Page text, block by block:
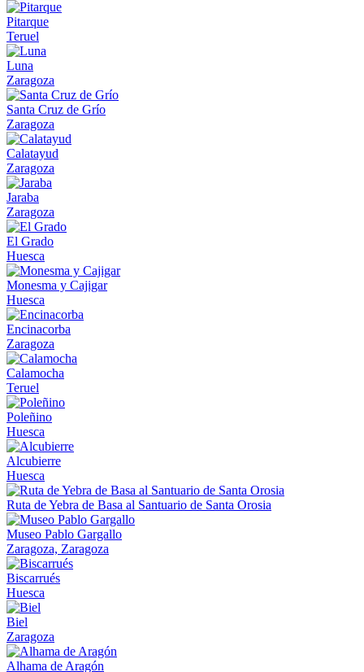
Pitarque
Teruel
Luna
Zaragoza
Santa Cruz de Grío
Zaragoza
Calatayud
Zaragoza
Jaraba
Zaragoza
El Grado
Huesca
Monesma y Cajigar
Huesca
Encinacorba
Zaragoza
Calamocha
Teruel
Poleñino
Huesca
Alcubierre
Huesca
Ruta de Yebra de Basa al Santuario de Santa Orosia
Museo Pablo Gargallo
Zaragoza, Zaragoza
Biscarrués
Huesca
Biel
Zaragoza
Alhama de Aragón